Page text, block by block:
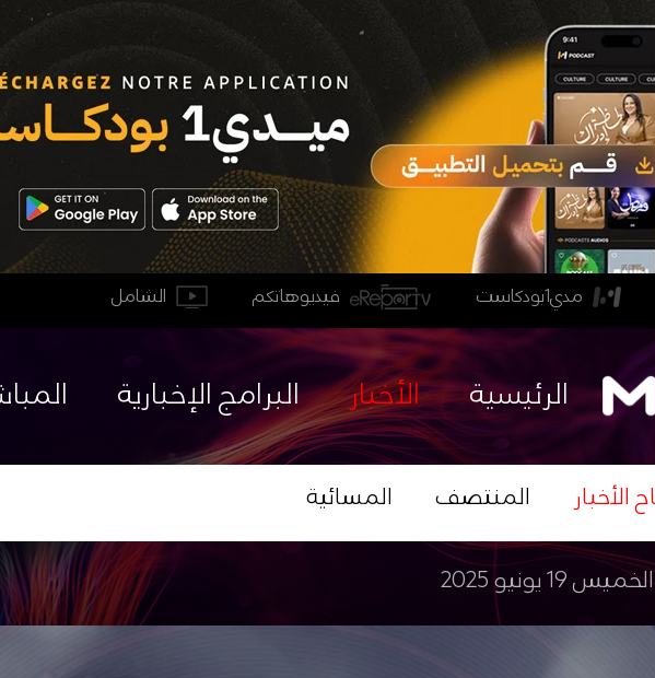
الشامل فيديوهاتكم مدي1بودكاست
البرامج الإخبارية الأخبار الرئيسية
المسائية المنتصف
الخميس 19 يونيو 2025